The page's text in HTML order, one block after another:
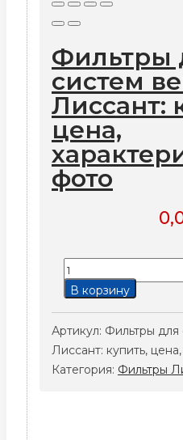
Фильтры
систем
Лиссант:
цена,
фото
Количество
товара
для
систем
вентиляции
В корзину
Артикул: Фильтры для
Лиссант: купить,
Категория: Фильтры